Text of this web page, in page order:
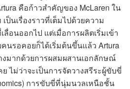
คือก้าวสำคัญของ McLaren ใน
นเรื่องราวที่เต็มไปด้วยความ
อนออกไป แต่เมื่อการผลิตเริ่มเข้า
นรอคอยก็ได้เริ่มต้นขึ้นแล้ว Artura
งมากด้วยการผสมผสานเอกลักษณ์
ย ไม่ว่าจะเป็นการจัดวางสรีระผู้ขับขี่
การขับขี่ที่นุ่มนวลเหนือชั้น